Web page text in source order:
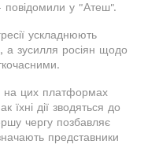
повідомили у "Атеш".
ускладнюють
а зусилля росіян щодо
на цих платформах
їхні дії зводяться до
чергу позбавляє
представники